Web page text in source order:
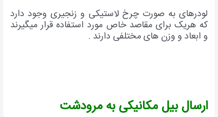
لودرهای به صورت چرخ لاستیکی و زنجیری وجود دارد
که هریک برای مقاصد خاص مورد استفاده قرار میگیرند
و ابعاد و وزن های مختلفی دارند .
ارسال بیل مکانیکی به مرودشت